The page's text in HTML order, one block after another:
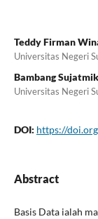
Teddy Firman
Universitas Negeri
Bambang
Universitas Negeri
DOI: https://
Abstract
Basis Data ialah